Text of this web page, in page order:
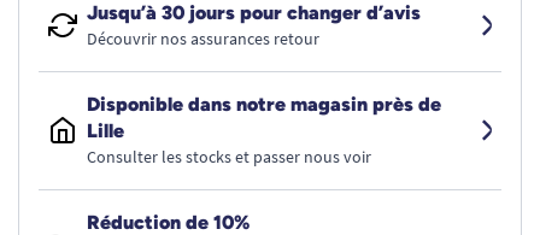
Jusqu’à 30 jours pour changer d’avis
Découvrir nos assurances retour
Disponible dans notre magasin près de
Lille
Consulter les stocks et passer nous voir
Réduction de 10%